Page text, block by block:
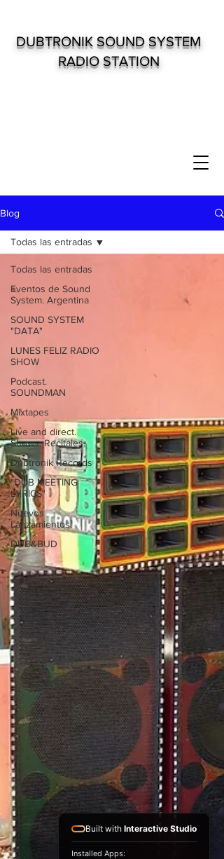
DUBTRONIK SOUND SYSTEM
RADIO STATION
Blog
Todas las entradas
Eventos de Sound
System. Argentina
SOUND SYSTEM
"DATA"
LUNES FELIZ RADIO
SHOW
Podcast.
SOUNDMAN
Mixtapes
Live and direct.
Shows. Recitales.
Dubtronik Records
"DUB MEETING
LYRICS"
Nuevos
Lanzamientos.
DUB&BUD
Todas las entradas
Built with Interactive Studio
Installed Apps: